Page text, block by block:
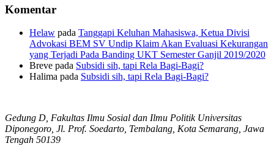
Komentar
Helaw pada Tanggapi Keluhan Mahasiswa, Ketua Divisi
Advokasi BEM SV Undip Klaim Akan Evaluasi Kekurangan
yang Terjadi Pada Banding UKT Semester Ganjil 2019/2020
Breve pada Subsidi sih, tapi Rela Bagi-Bagi?
Halima pada Subsidi sih, tapi Rela Bagi-Bagi?
Gedung D, Fakultas Ilmu Sosial dan Ilmu Politik Universitas
Diponegoro, Jl. Prof. Soedarto, Tembalang, Kota Semarang, Jawa
Tengah 50139